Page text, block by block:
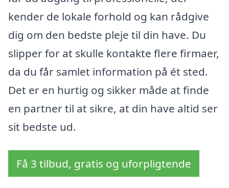
kender de lokale forhold og kan rådgive
dig om den bedste pleje til din have. Du
slipper for at skulle kontakte flere firmaer,
da du får samlet information på ét sted.
Det er en hurtig og sikker måde at finde
en partner til at sikre, at din have altid ser
sit bedste ud.
Få 3 tilbud, gratis og uforpligtende